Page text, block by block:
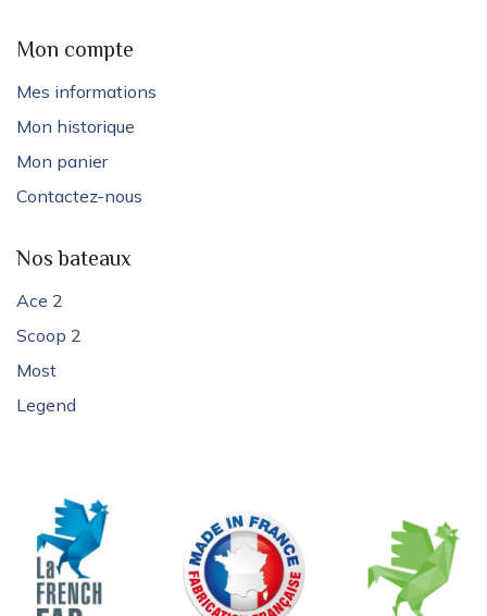
Mon compte
Mes informations
Mon historique
Mon panier
Contactez-nous
Nos bateaux
Ace 2
Scoop 2
Most
Legend